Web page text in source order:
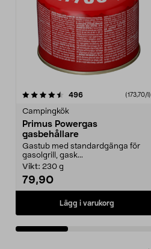
496recensioner (173,70/l)
Campingkök
Primus Powergas
gasbehållare
Gastub med standardgänga för
gasolgrill, gask...
Vikt: 230 g
79,90
Lägg i varukorg
4.5 av 5 stjärnor